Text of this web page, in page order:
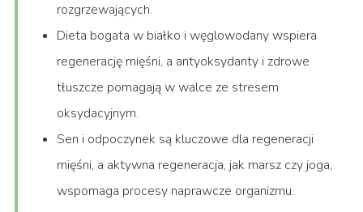
rozgrzewających.
Dieta bogata w białko i węglowodany wspiera
regenerację mięśni, a antyoksydanty i zdrowe
tłuszcze pomagają w walce ze stresem
oksydacyjnym.
Sen i odpoczynek są kluczowe dla regeneracji
mięśni, a aktywna regeneracja, jak marsz czy joga,
wspomaga procesy naprawcze organizmu.